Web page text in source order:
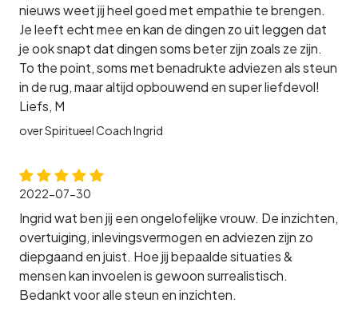
nieuws weet jij heel goed met empathie te brengen.
Je leeft echt mee en kan de dingen zo uit leggen dat
je ook snapt dat dingen soms beter zijn zoals ze zijn.
To the point, soms met benadrukte adviezen als steun
in de rug, maar altijd opbouwend en super liefdevol!
Liefs, M
over Spiritueel Coach Ingrid
2022-07-30
Ingrid wat ben jij een ongelofelijke vrouw. De inzichten,
overtuiging, inlevingsvermogen en adviezen zijn zo
diepgaand en juist. Hoe jij bepaalde situaties &
mensen kan invoelen is gewoon surrealistisch.
Bedankt voor alle steun en inzichten.